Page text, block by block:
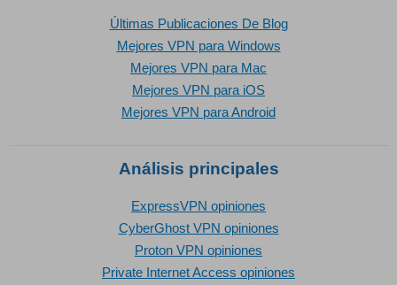
Últimas Publicaciones De Blog
Mejores VPN para Windows
Mejores VPN para Mac
Mejores VPN para iOS
Mejores VPN para Android
Análisis principales
ExpressVPN opiniones
CyberGhost VPN opiniones
Proton VPN opiniones
Private Internet Access opiniones